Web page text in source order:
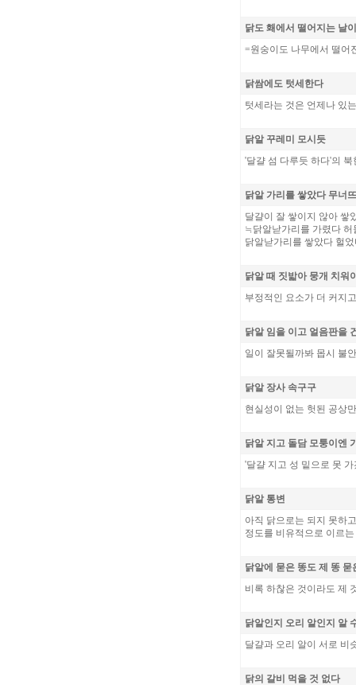
닭도 홰에서 떨어지는 날
=원숭이도 나무에서 떨어
닭쌈에도 텃세한다
텃세라는 것은 언제나 있
닭알 꾸레미 모시듯
'달걀 섬 다루듯 하다'의 북
닭알 가리를 쌓았다 무너
달걀이 잘 쌓이지 않아 쌓
≒닭알낟가리를 가렸다 허
닭알낟가리를 쌓았다 헐
닭알 때 짓밟아 뭉개 치워
부정적인 요소가 더 커지
닭알 임을 이고 얼음판을
일이 잘못될까봐 몹시 불
닭알 장사 속구구
현실성이 없는 헛된 공상
닭알 지고 돌담 모퉁이엔
'달걀 지고 성 밑으로 못
닭알 통변
아직 닭으로는 되지 못하
정도를 비유적으로 이르는
닭알에 묻은 똥도 제 똥 묻
비록 하찮은 것이라도 제
닭알인지 오리 알인지 알
달걀과 오리 알이 서로 비
닭의 갈비 먹을 것 없다